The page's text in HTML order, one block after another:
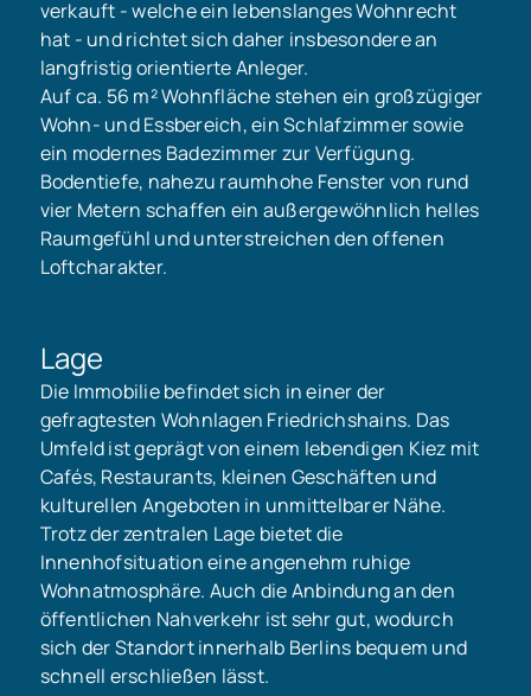
verkauft - welche ein lebenslanges Wohnrecht
hat - und richtet sich daher insbesondere an
langfristig orientierte Anleger.
Auf ca. 56 m² Wohnfläche stehen ein großzügiger
Wohn- und Essbereich, ein Schlafzimmer sowie
ein modernes Badezimmer zur Verfügung.
Bodentiefe, nahezu raumhohe Fenster von rund
vier Metern schaffen ein außergewöhnlich helles
Raumgefühl und unterstreichen den offenen
Loftcharakter.
Lage
Die Immobilie befindet sich in einer der
gefragtesten Wohnlagen Friedrichshains. Das
Umfeld ist geprägt von einem lebendigen Kiez mit
Cafés, Restaurants, kleinen Geschäften und
kulturellen Angeboten in unmittelbarer Nähe.
Trotz der zentralen Lage bietet die
Innenhofsituation eine angenehm ruhige
Wohnatmosphäre. Auch die Anbindung an den
öffentlichen Nahverkehr ist sehr gut, wodurch
sich der Standort innerhalb Berlins bequem und
schnell erschließen lässt.